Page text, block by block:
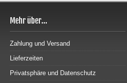
Mehr über...
Zahlung und Versand
Lieferzeiten
Privatsphäre und Datenschutz